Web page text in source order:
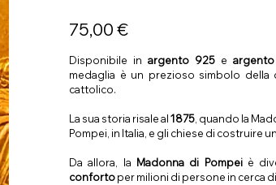
Prezzo
75,00 €
Disponibile in argento 925 e
medaglia è un prezioso simbolo della
cattolico.
La sua storia risale al1875, quando la
Pompei, in Italia, e gli chiese di costruire
Da allora, la Madonna di Pompei è
confortoper milioni di persone in cerca